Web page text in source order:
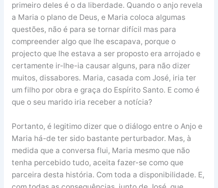
primeiro deles é o da liberdade. Quando o anjo revela
a Maria o plano de Deus, e Maria coloca algumas
questões, não é para se tornar difícil mas para
compreender algo que lhe escapava, porque o
projecto que lhe estava a ser proposto era arrojado e
certamente ir-lhe-ia causar alguns, para não dizer
muitos, dissabores. Maria, casada com José, iria ter
um filho por obra e graça do Espírito Santo. E como é
que o seu marido iria receber a notícia?
Portanto, é legitimo dizer que o diálogo entre o Anjo e
Maria há-de ter sido bastante perturbador. Mas, à
medida que a conversa flui, Maria mesmo que não
tenha percebido tudo, aceita fazer-se como que
parceira desta história. Com toda a disponibilidade. E,